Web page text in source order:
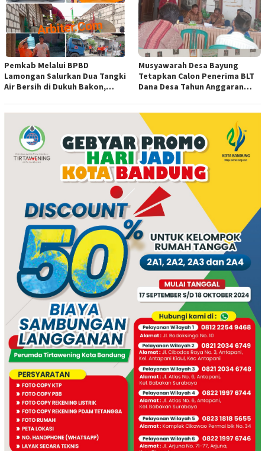
Pemkab Melalui BPBD
Lamongan Salurkan Dua Tangki
Air Bersih di Dukuh Bakon,
Musyawarah Desa Bayung
Tetapkan Calon Penerima BLT
Dana Desa Tahun Anggaran